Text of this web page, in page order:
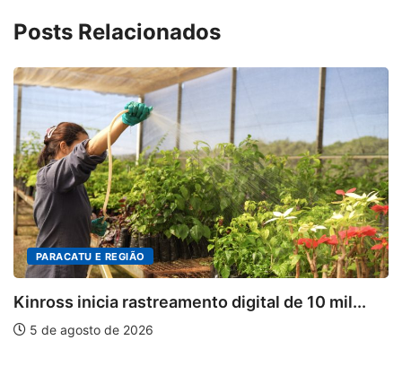
Posts Relacionados
PARACATU E REGIÃO
Kinross inicia rastreamento digital de 10 mil...
5 de agosto de 2026